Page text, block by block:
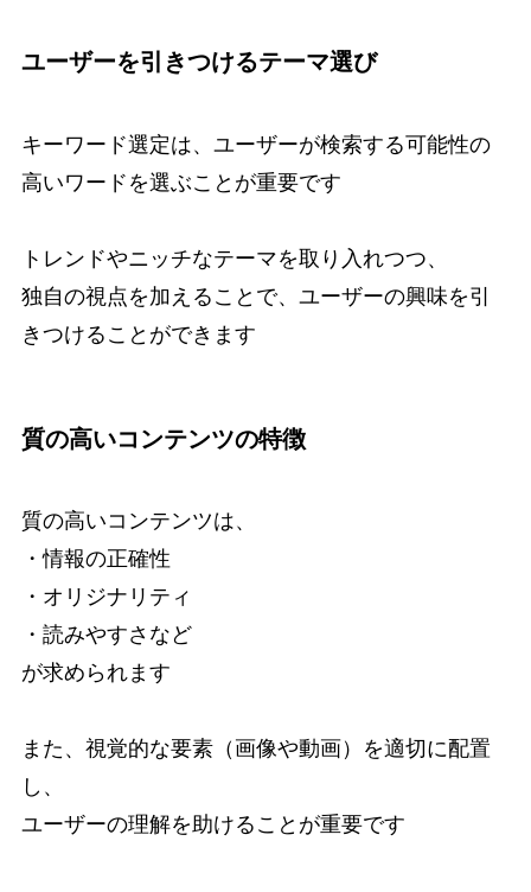
ユーザーを引きつけるテーマ選び
キーワード選定は、ユーザーが検索する可能性の
高いワードを選ぶことが重要です
トレンドやニッチなテーマを取り入れつつ、
独自の視点を加えることで、ユーザーの興味を引
きつけることができます
質の高いコンテンツの特徴
質の高いコンテンツは、
・情報の正確性
・オリジナリティ
・読みやすさなど
が求められます
また、視覚的な要素（画像や動画）を適切に配置
し、
ユーザーの理解を助けることが重要です